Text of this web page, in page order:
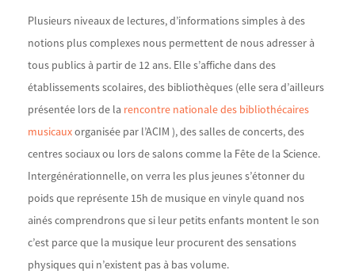
Plusieurs niveaux de lectures, d’informations simples à des
notions plus complexes nous permettent de nous adresser à
tous publics à partir de 12 ans. Elle s’affiche dans des
établissements scolaires, des bibliothèques (elle sera d’ailleurs
présentée lors de la rencontre nationale des bibliothécaires
musicauxorganisée par l’ACIM ), des salles de concerts, des
centres sociaux ou lors de salons comme la Fête de la Science.
Intergénérationnelle, on verra les plus jeunes s’étonner du
poids que représente 15h de musique en vinyle quand nos
ainés comprendrons que si leur petits enfants montent le son
c’est parce que la musique leur procurent des sensations
physiques qui n’existent pas à bas volume.